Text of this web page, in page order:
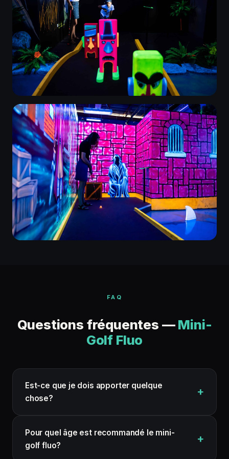
FAQ
Questions fréquentes —Mini-
Golf Fluo
Est-ce que je dois apporter quelque
chose?
Pour quel âge est recommandé le mini-
golf fluo?